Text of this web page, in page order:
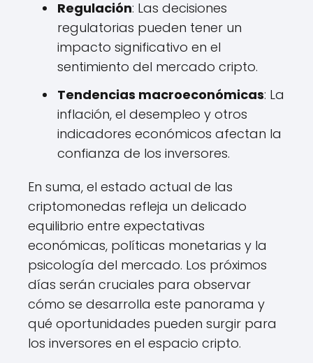
Regulación: Las decisiones
regulatorias pueden tener un
impacto significativo en el
sentimiento del mercado cripto.
Tendencias macroeconómicas: La
inflación, el desempleo y otros
indicadores económicos afectan la
confianza de los inversores.
En suma, el estado actual de las
criptomonedas refleja un delicado
equilibrio entre expectativas
económicas, políticas monetarias y la
psicología del mercado. Los próximos
días serán cruciales para observar
cómo se desarrolla este panorama y
qué oportunidades pueden surgir para
los inversores en el espacio cripto.